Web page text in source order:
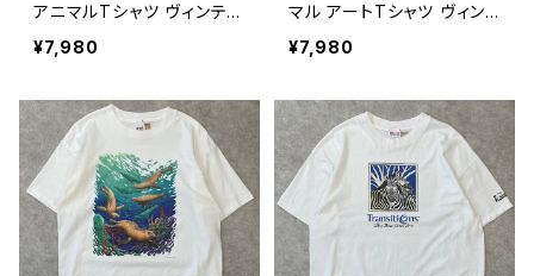
アニマルTシャツ ヴィンテー
ジ 古着 動物 イヌ アート
白 ホワイト 00年代 2000s
6080618
¥7,980
マル アートTシャツ ヴィン
テージ 古着 ネコ ねこ 動物
白 ホワイト 90年代 ビンテ
¥7,980